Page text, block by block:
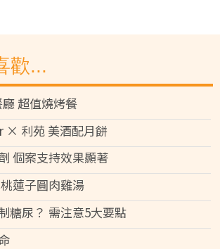
歡...
超值燒烤餐
× 利苑 美酒配月餅
個案支持效果顯著
蓮子圓肉雞湯
糖尿？ 需注意5大要點